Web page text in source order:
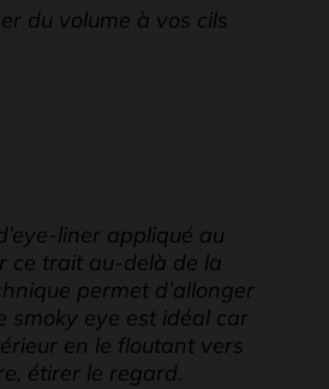
du volume à vos cils
liner appliqué au
ce trait au-delà de la
permet d’allonger
smoky eye est idéal car
en le floutant vers
étirer le regard.